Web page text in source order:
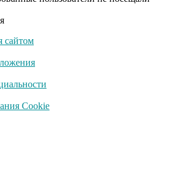
камера на
когда
вы будете
вагона
сайтом
Cookie